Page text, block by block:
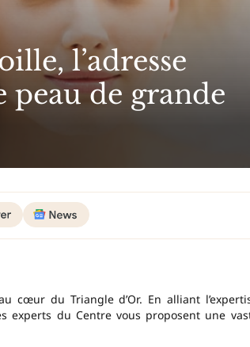
l’adresse
peau de grande
cœur du Triangle d’Or. En alliant
experts du Centre vous proposent une